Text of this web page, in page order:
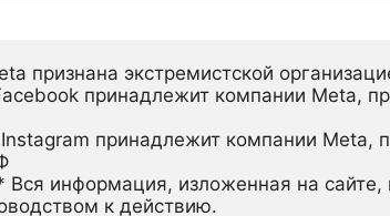
признана экстремистской
принадлежит компании Meta,
принадлежит компании Meta,
информация, изложенная на сайте,
к действию.